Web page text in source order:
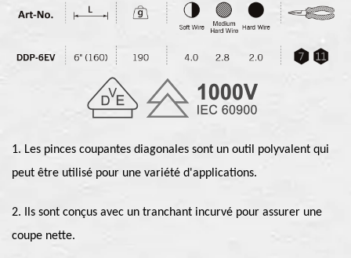
1. Les pinces coupantes diagonales sont un outil polyvalent qui
peut être utilisé pour une variété d'applications.
2. Ils sont conçus avec un tranchant incurvé pour assurer une
coupe nette.